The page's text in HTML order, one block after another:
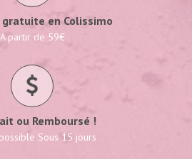
en Colissimo
A partir de 59€
ou Remboursé !
Sous 15 jours